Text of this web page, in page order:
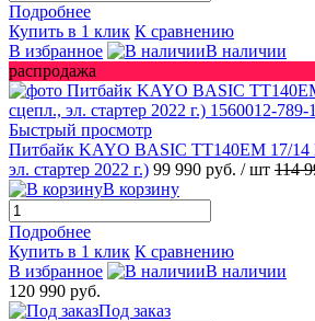
Подробнее
Купить в 1 клик К сравнению
В избранное
В наличии
распродажа
Быстрый просмотр
Питбайк KAYO BASIC TT140EM 17/14
эл. стартер 2022 г.) 99 990 руб. / шт 114
В корзину
Подробнее
Купить в 1 клик К сравнению
В избранное
В наличии
120 990 руб.
Под заказ